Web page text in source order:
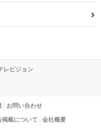
レビジョン
お問い合わせ
掲載について 会社概要